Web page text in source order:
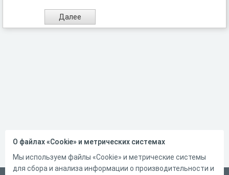
О файлах «Cookie» и метрических системах
Мы используем файлы «Cookie» и метрические системы
для сбора и анализа информации о производительности и